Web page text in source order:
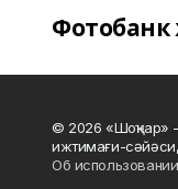
Фотобанк
© 2026 «Шоңҡар»
ижтимағи-
Об